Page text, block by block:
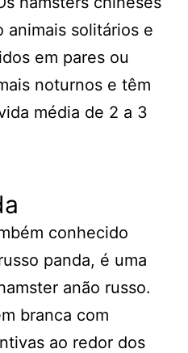
animais solitários e
em pares ou
noturnos e têm
média de 2 a 3
conhecido
panda, é uma
anão russo.
branca com
ao redor dos